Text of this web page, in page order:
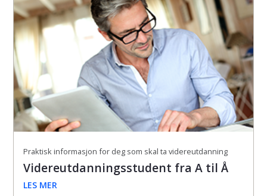
Praktisk informasjon for deg som skal ta videreutdanning
Videreutdanningsstudent fra A til Å
LES MER